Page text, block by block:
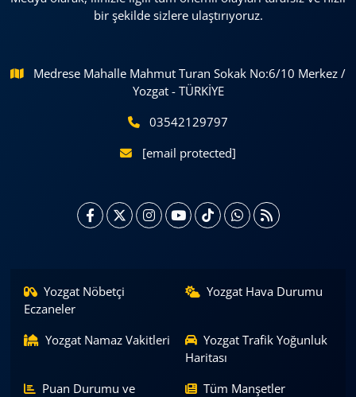
bir şekilde sizlere ulaştırıyoruz.
Medrese Mahalle Mahmut Turan Sokak No:6/10 Merkez /
Yozgat - TÜRKİYE
03542129797
[email protected]
Yozgat Nöbetçi
Eczaneler
Yozgat Hava Durumu
Yozgat Namaz Vakitleri
Yozgat Trafik Yoğunluk
Haritası
Puan Durumu ve
Tüm Manşetler